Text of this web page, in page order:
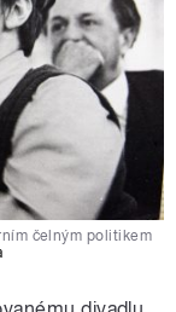
čelným politikem